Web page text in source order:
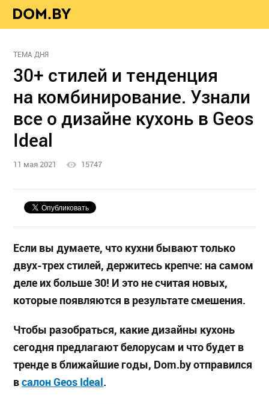
ТЕМА ДНЯ
30+ стилей и тенденция
на комбинирование. Узнали
все о дизайне кухонь в Geos
Ideal
11 мая 2021 15747
Если вы думаете, что кухни бывают только
двух-трех стилей, держитесь крепче: на самом
деле их больше 30! И это не считая новых,
которые появляются в результате смешения.
Чтобы разобраться, какие дизайны кухонь
сегодня предлагают белорусам и что будет в
тренде в ближайшие годы, Dom.by отправился
всалонGeos Ideal.